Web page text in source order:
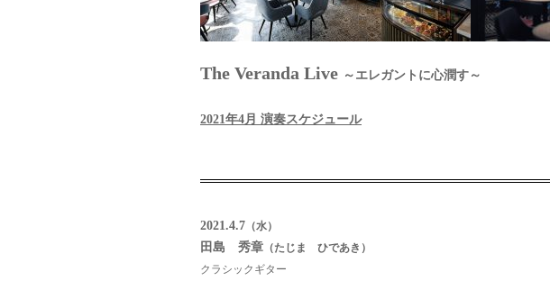
The Veranda Live ～エレガントに心潤す～
2021年4月 演奏スケジュール
2021.4.7 （水）
田島 秀章 （たじま ひであき）
クラシックギター